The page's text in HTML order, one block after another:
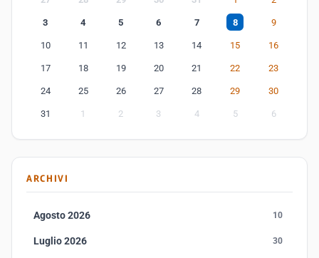
3 4 5 6 7 8 9
10 11 12 13 14 15 16
17 18 19 20 21 22 23
24 25 26 27 28 29 30
31 1 2 3 4 5 6
ARCHIVI
Agosto 2026 10
Luglio 2026 30